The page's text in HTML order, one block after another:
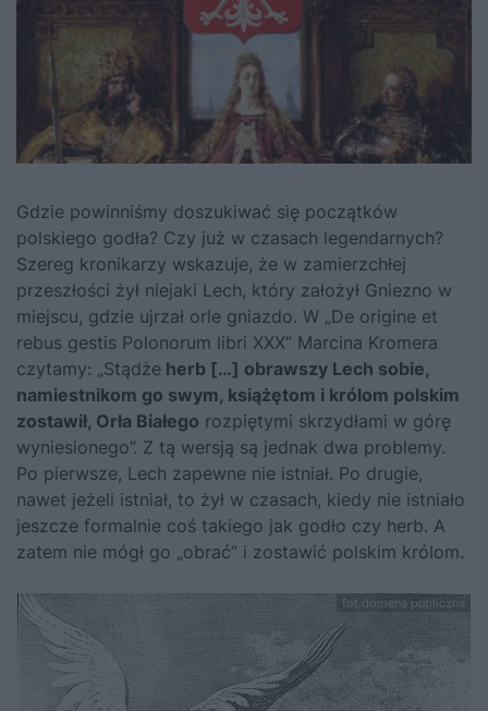
Gdzie powinniśmy doszukiwać się początków
polskiego godła? Czy już w czasach legendarnych?
Szereg kronikarzy wskazuje, że w zamierzchłej
przeszłości żył niejaki Lech, który założył Gniezno w
miejscu, gdzie ujrzał orle gniazdo. W „De origine et
rebus gestis Polonorum libri XXX” Marcina Kromera
czytamy: „Stądże herb […] obrawszy Lech sobie,
namiestnikom go swym, książętom i królom polskim
zostawił, Orła Białego rozpiętymi skrzydłami w górę
wyniesionego”. Z tą wersją są jednak dwa problemy.
Po pierwsze, Lech zapewne nie istniał. Po drugie,
nawet jeżeli istniał, to żył w czasach, kiedy nie istniało
jeszcze formalnie coś takiego jak godło czy herb. A
zatem nie mógł go „obrać” i zostawić polskim królom.
fot.domena publiczna